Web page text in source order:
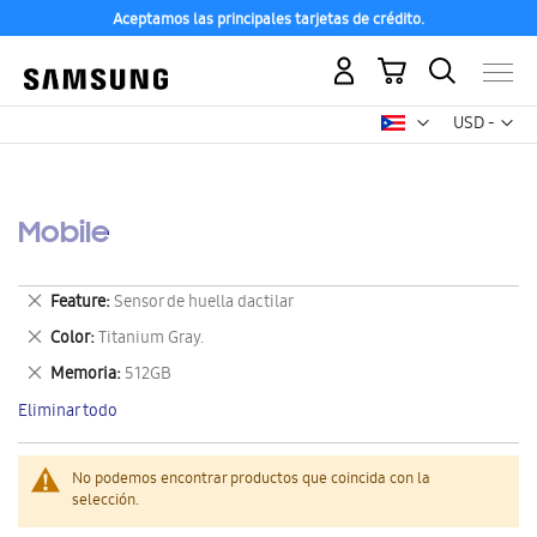
Aceptamos las principales tarjetas de crédito.
USD -
dólar
Mi carrito
Mobile
No podemos encontrar productos que coincida con la
selección.
Feature Sensor de huella dactilar
Eliminar
este
artículo
Color Titanium Gray.
Eliminar
este
artículo
Memoria 512GB
Eliminar
este
artículo
Eliminar todo